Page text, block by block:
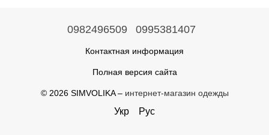
0982496509 0995381407
Контактная информация
Полная версия сайта
© 2026 SIMVOLIKA – интернет-магазин одежды
Укр Рус